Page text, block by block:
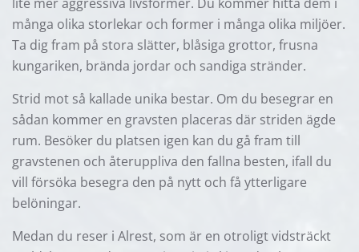
många olika storlekar och former i många olika miljöer.
Ta dig fram på stora slätter, blåsiga grottor, frusna
kungariken, brända jordar och sandiga stränder.
Strid mot så kallade unika bestar. Om du besegrar en
sådan kommer en gravsten placeras där striden ägde
rum. Besöker du platsen igen kan du gå fram till
gravstenen och återuppliva den fallna besten, ifall du
vill försöka besegra den på nytt och få ytterligare
belöningar.
Medan du reser i Alrest, som är en otroligt vidsträckt